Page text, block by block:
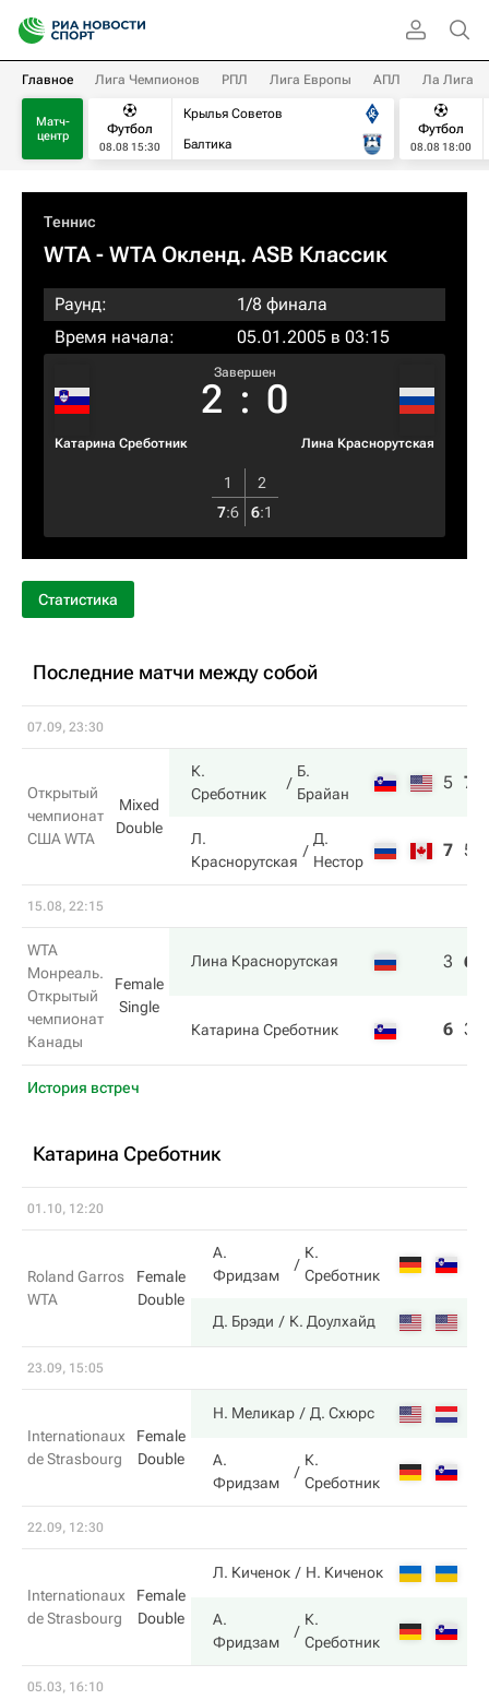
Главное Лига Чемпионов РПЛ Лига Европы АПЛ Ла Лига
Матч-
центр
Футбол
08.08 15:30
Крылья Советов
Балтика
Футбол
08.08 18:00
Теннис
WTA- WTA Окленд. ASB Классик
Раунд:
1/8 финала
Время начала:
05.01.2005 в 03:15
Катарина Среботник
Завершен
2 : 0
Лина Краснорутская
1
2
7:6 6:1
Статистика
Последние матчи между собой
07.09, 23:30
Открытый
чемпионат
США WTA
Mixed
Double
К.
Среботник
Б.
Брайан
5 7
Л.
Краснорутская
Д.
Нестор
7 5
15.08, 22:15
WTA
Монреаль.
Открытый
чемпионат
Канады
Female
Single
Лина Краснорутская 3 6
Катарина Среботник 6 3
История встреч
Катарина Среботник
01.10, 12:20
Roland Garros
WTA
Female
Double
А.
Фридзам
К.
Среботник
Д. Брэди К. Доулхайд
23.09, 15:05
Internationaux
de Strasbourg
Female
Double
Н. Меликар Д. Схюрс
А.
Фридзам
К.
Среботник
22.09, 12:30
Internationaux
de Strasbourg
Female
Double
Л. Киченок Н. Киченок
А.
Фридзам
К.
Среботник
05.03, 16:10